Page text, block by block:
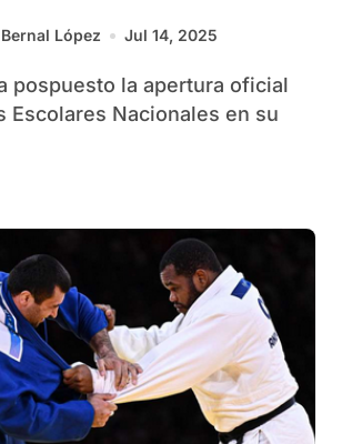
López Jul 14, 2025
Escolares Nacionales en su